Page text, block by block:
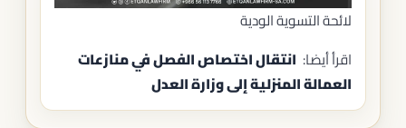
لائحة التسوية الودية
اقرأ أيضا: انتقال اختصاص الفصل في منازعات
العمالة المنزلية إلى وزارة العدل